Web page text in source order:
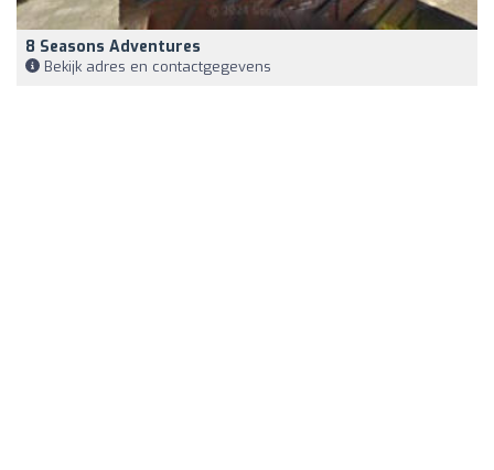
8 Seasons Adventures
Bekijk adres en contactgegevens